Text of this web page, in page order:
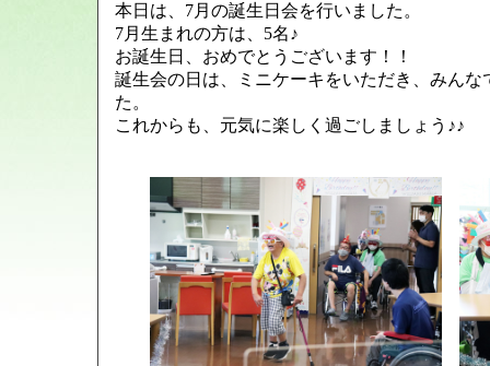
本日は、7月の誕生日会を行いました。
7月生まれの方は、5名♪
お誕生日、おめでとうございます！！
誕生会の日は、ミニケーキをいただき、みん
た。
これからも、元気に楽しく過ごしましょう♪♪